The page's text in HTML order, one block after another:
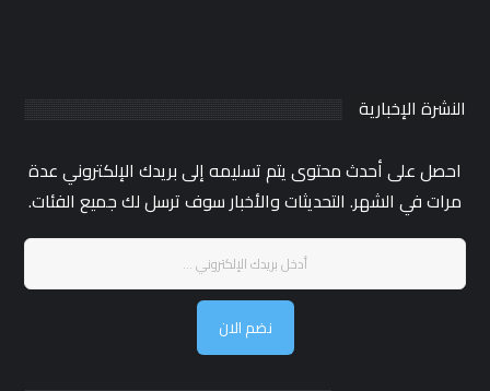
النشرة الإخبارية
احصل على أحدث محتوى يتم تسليمه إلى بريدك الإلكتروني عدة
مرات في الشهر. التحديثات والأخبار سوف ترسل لك جميع الفئات.
نضم الان